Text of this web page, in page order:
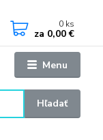
Menu
Hľadať
0 ks
za 0,00 €